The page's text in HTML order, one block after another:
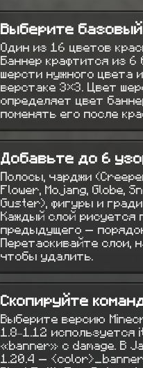
Выберите
Один из 16 цветов
Баннер крафтится из 6
шерсти нужного цвета
верстаке 3×3. Цвет
определяет цвет
поменять его после
Добавьте до 6
Полосы, чарджи
Flower, Mojang, Globe,
Guster), фигуры и
Каждый слой рисуется
предыдущего —
Перетаскивайте слои,
чтобы удалить.
Скопируйте
Выберите версию
1.8–1.12 используется
«banner» с damage. В
1.20.4 —